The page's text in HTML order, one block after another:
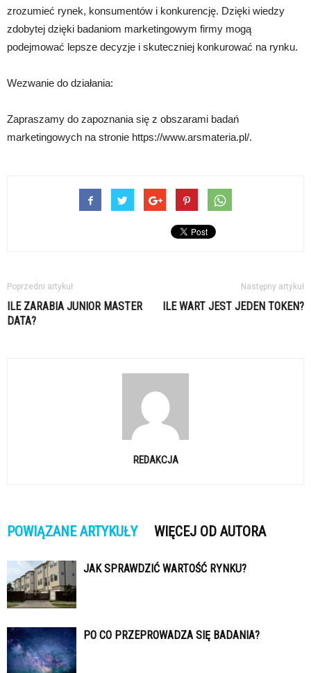
zrozumieć rynek, konsumentów i konkurencję. Dzięki wiedzy
zdobytej dzięki badaniom marketingowym firmy mogą
podejmować lepsze decyzje i skuteczniej konkurować na rynku.
Wezwanie do działania:
Zapraszamy do zapoznania się z obszarami badań
marketingowych na stronie https://www.arsmateria.pl/.
Poprzedni artykuł
ILE ZARABIA JUNIOR MASTER
DATA?
Następny artykuł
ILE WART JEST JEDEN TOKEN?
REDAKCJA
POWIĄZANE ARTYKUŁY WIĘCEJ OD AUTORA
JAK SPRAWDZIĆ WARTOŚĆ RYNKU?
PO CO PRZEPROWADZA SIĘ BADANIA?